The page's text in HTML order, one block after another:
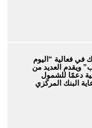
في فعالية “اليوم
ويقدم العديد من
دعمًا للشمول
البنك المركزي